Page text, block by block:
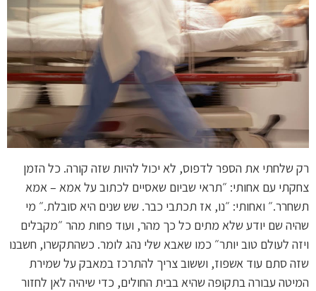
רק שלחתי את הספר לדפוס, לא יכול להיות שזה קורה. כל הזמן
צחקתי עם אחותי: ״תראי שביום שאסיים לכתוב על אמא – אמא
תשחרר.״ ואחותי: ״נו, אז תכתבי כבר. שש שנים היא סובלת.״ מי
שהיה שם יודע שלא מתים כל כך מהר, ועוד פחות מהר ״מקבלים
ויזה לעולם טוב יותר״ כמו שאבא שלי נהג לומר. כשהתקשרו, חשבנו
שזה סתם עוד אשפוז, וששוב צריך להתרכז במאבק על שמירת
המיטה עבורה בתקופה שהיא בבית החולים, כדי שיהיה לאן לחזור